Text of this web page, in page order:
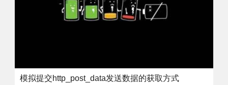
模拟提交http_post_data发送数据的获取方式